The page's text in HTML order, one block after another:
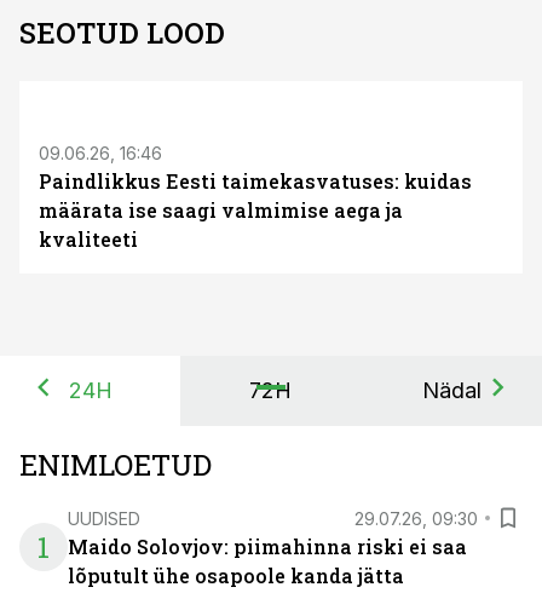
SEOTUD LOOD
09.06.26, 16:46
Paindlikkus Eesti taimekasvatuses: kuidas
määrata ise saagi valmimise aega ja
kvaliteeti
24H 72H Nädal
ENIMLOETUD
1
UUDISED 29.07.26, 09:30
Maido Solovjov: piimahinna riski ei saa
lõputult ühe osapoole kanda jätta